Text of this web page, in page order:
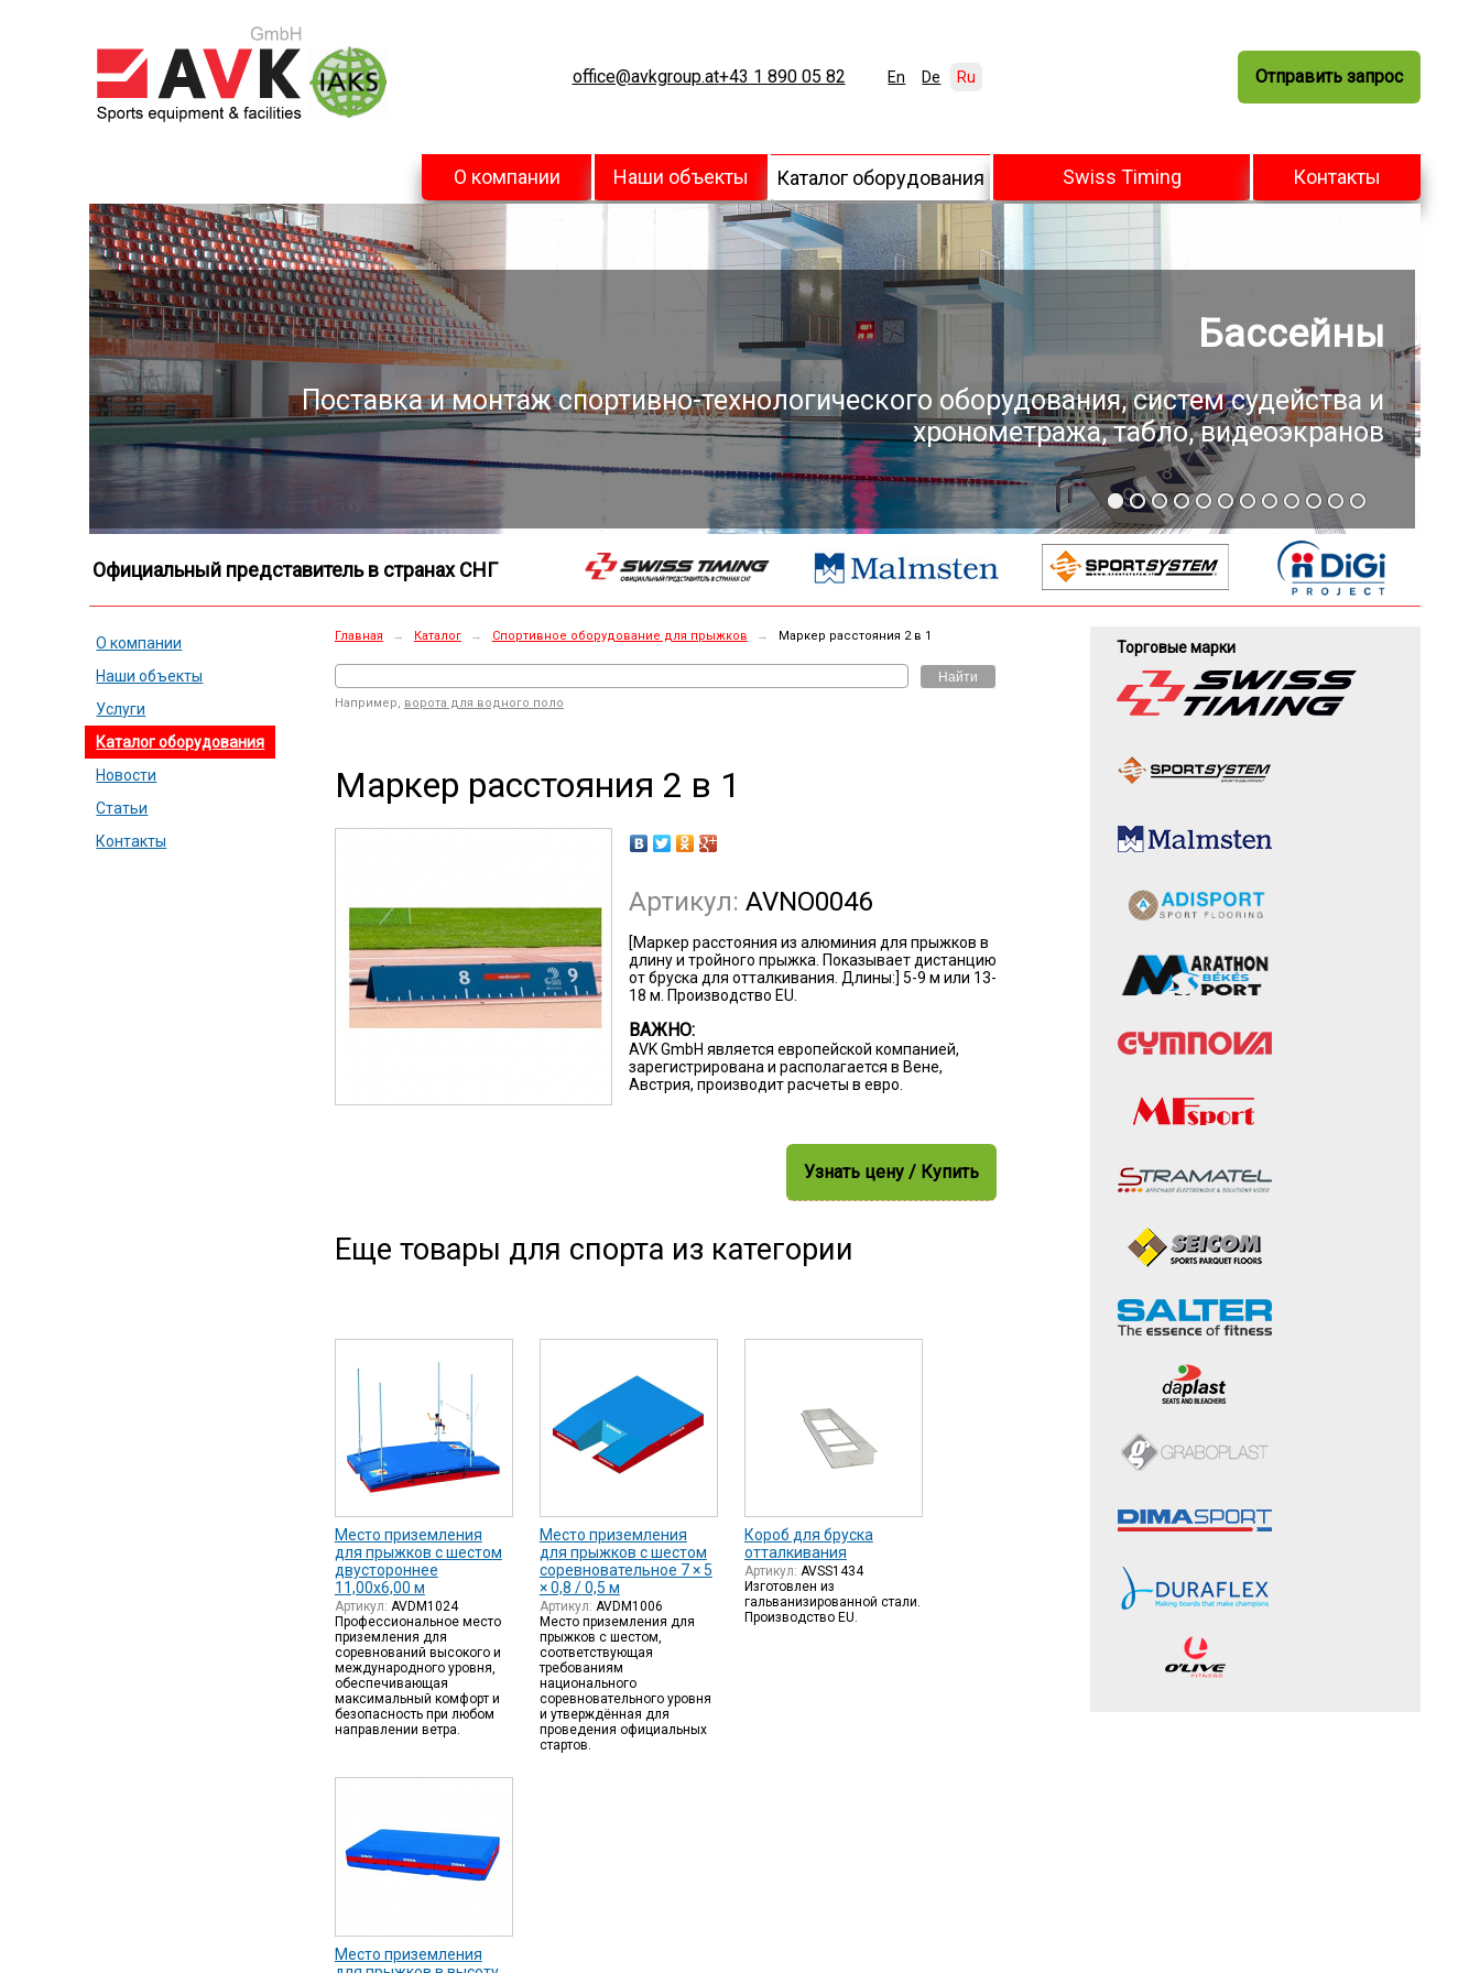
office@avkgroup.at+43 1 890 05 82 En De Ru Отправить запрос
О компании Наши объекты Каталог оборудования Swiss Timing Контакты
Универсальные арены
Поставка и монтаж спортивно-технологического оборудования, систем судейства и
хронометража, табло, видеоэкранов
Официальный представитель в странах СНГ
О компании
Наши объекты
Услуги
Каталог оборудования
Новости
Статьи
Контакты
Главная → Каталог → Спортивное оборудование для прыжков → Маркер расстояния 2 в 1
Найти
Например, ворота для водного поло
Маркер расстояния 2 в 1
Артикул: AVNO0046
[Маркер расстояния из алюминия для прыжков в
длину и тройного прыжка. Показывает дистанцию
от бруска для отталкивания. Длины:] 5-9 м или 13-
18 м. Производство EU.
ВАЖНО:
AVK GmbH является европейской компанией,
зарегистрирована и располагается в Вене,
Австрия, производит расчеты в евро.
Узнать цену / Купить
Еще товары для спорта из категории
Место приземления
для прыжков с шестом
двустороннее
11,00х6,00 м
Артикул: AVDM1024
Профессиональное место
приземления для
соревнований высокого и
международного уровня,
обеспечивающая
максимальный комфорт и
безопасность при любом
направлении ветра.
Место приземления
для прыжков с шестом
соревновательное 7 × 5
× 0,8 / 0,5 м
Артикул: AVDM1006
Место приземления для
прыжков с шестом,
соответствующая
требованиям
национального
соревновательного уровня
и утверждённая для
проведения официальных
стартов.
Короб для бруска
отталкивания
Артикул: AVSS1434
Изготовлен из
гальванизированной стали.
Производство EU.
Место приземления
Торговые марки